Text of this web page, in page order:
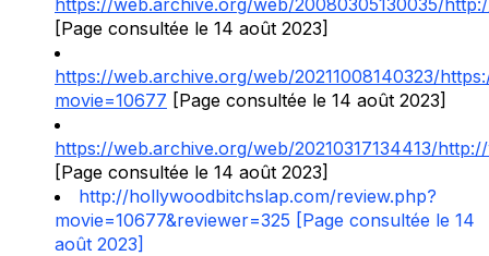
[Page consultée le 14 août 2023]
https://web.archive.org/web/20211008140323/
movie=10677 [Page consultée le 14 août 2023]
https://web.archive.org/web/20210317134413/
[Page consultée le 14 août 2023]
http://hollywoodbitchslap.com/review.php?
movie=10677&reviewer=325 [Page consultée le 14
août 2023]